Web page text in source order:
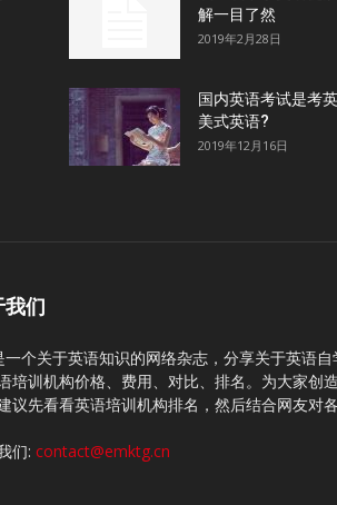
解一目了然
2019年2月28日
国内英语考试是考
美式英语?
2019年12月16日
我们
一个关于英语知识的网络杂志，分享关于英语
培训机构价格、费用、对比、排名。为大家创
议先看看英语培训机构排名，然后结合网友对
们: contact@emktg.cn